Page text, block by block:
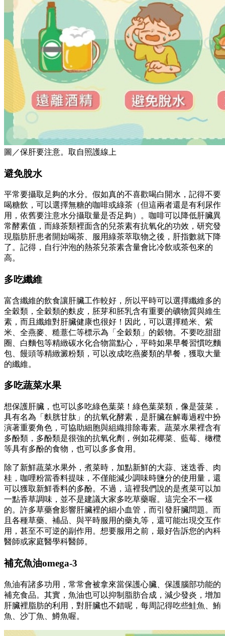
圖／保肝要注意。取自照護線上
避免脫水
平常要攝取足夠的水分。假如真的不喜歡喝白開水，記得不要
喝糖飲，可以選擇無糖的咖啡或綠茶（但這兩者還是有利尿作
用，依舊要注意水分攝取量是否足夠）。咖啡可以降低肝臟異
常酵素值，而綠茶類裡面含的兒茶素有抗氧化的功效，研究發
現脂肪肝患者開始喝茶、服用綠茶萃取物之後，肝指數就下降
了。記得，自行沖泡的熱茶兒茶素含量會比冷飲或茶包來的
高。
多吃纖維
富含纖維的飲食讓肝臟工作較好，所以平時可以選擇纖維多的
全穀類，全穀類的麩皮，胚芽和胚乳含有重要的礦物質與維生
素，而且纖維對肝臟健康也很好！因此，可以選擇糙米、紫
米、全燕麥、糙薏仁等標示為「全穀類」的穀物。不要吃甜甜
圈、白麵包等精緻碳水化合物當點心，平時如果早餐習慣吃麵
包、饅頭等精緻澱粉類，可以改成吃燕麥類的早餐，獲取大量
的纖維。
多吃蔬菜水果
想保護肝臟，也可以多吃綠色葉菜！綠色葉菜類，像是菠菜，
具有名為「麩胱甘肽」的抗氧化酵素，是肝臟在解毒過程中扮
演著重要角色，可協助細胞與組織排除毒素。蔬菜水果裡含有
多酚類，多酚類是很強的抗氧化劑，例如花椰菜、藍莓、橄欖
等具有多酚的食物，也可以多多食用。
除了新鮮蔬菜水果外，煮菜時，加點新鮮的大蒜、迷迭香、肉
桂，咖哩粉當香料提味，不僅能減少調味時鹽分的使用量，還
可以獲取新鮮香料的多酚。不過，這裡我們說的是煮菜可以加
一點香草調味，並不是建議大家多吃草藥喔。這完全不一樣
的。許多草藥會影響肝臟裡的細小血管，而引發肝臟問題。而
且各種草藥、補品、與平時服用的藥丸等，還可能出現交互作
用，甚至不可逆的副作用。想要服用之前，最好告訴您的內科
醫師或家庭醫學科醫師。
補充魚油omega-3
魚油有諸多功用，常常會被拿來當保護心臟、保護腦部功能的
補充食品。其實，魚油也可以抑制脂肪合成，減少發炎，增加
肝臟裡脂肪的利用，對肝臟也不錯呢，每周記得吃些鮭魚、鮪
魚、沙丁魚、鱒魚喔。